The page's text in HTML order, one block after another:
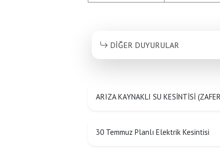
DİĞER DUYURULAR
ARIZA KAYNAKLI SU KESİNTİSİ
30 Temmuz Planlı Elektrik Kesintisi